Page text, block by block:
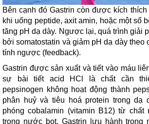
Bên cạnh đó Gastrin còn được kích
khi uống peptide, axit amin, hoặc một số
tăng pH dạ dày. Ngược lại, quá trình giải
bởi somatostatin và giảm pH dạ dày theo
tính ngược (feedback).
Gastrin được sản xuất và tiết vào máu
sự bài tiết acid HCl là chất cần
pepsinogen không hoạt động thành
phân huỷ và tiêu hoá protein trong dạ
phóng cobalamin (vitamin B12) từ chất
trong nước bọt. Gastrin lưu hành trong